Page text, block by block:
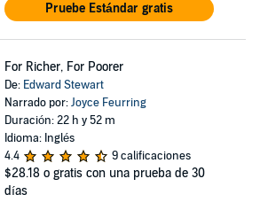
Pruebe Estándar gratis
For Richer, For Poorer
De: Edward Stewart
Narrado por:Joyce Feurring
Duración: 22 h y 52 m
Idioma: Inglés
4.4
9 calificaciones
$28.18 o gratis con una prueba de 30
días